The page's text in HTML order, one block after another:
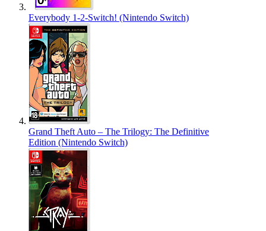
Everybody 1-2-Switch! (Nintendo Switch)
Grand Theft Auto – The Trilogy: The Definitive
Edition (Nintendo Switch)